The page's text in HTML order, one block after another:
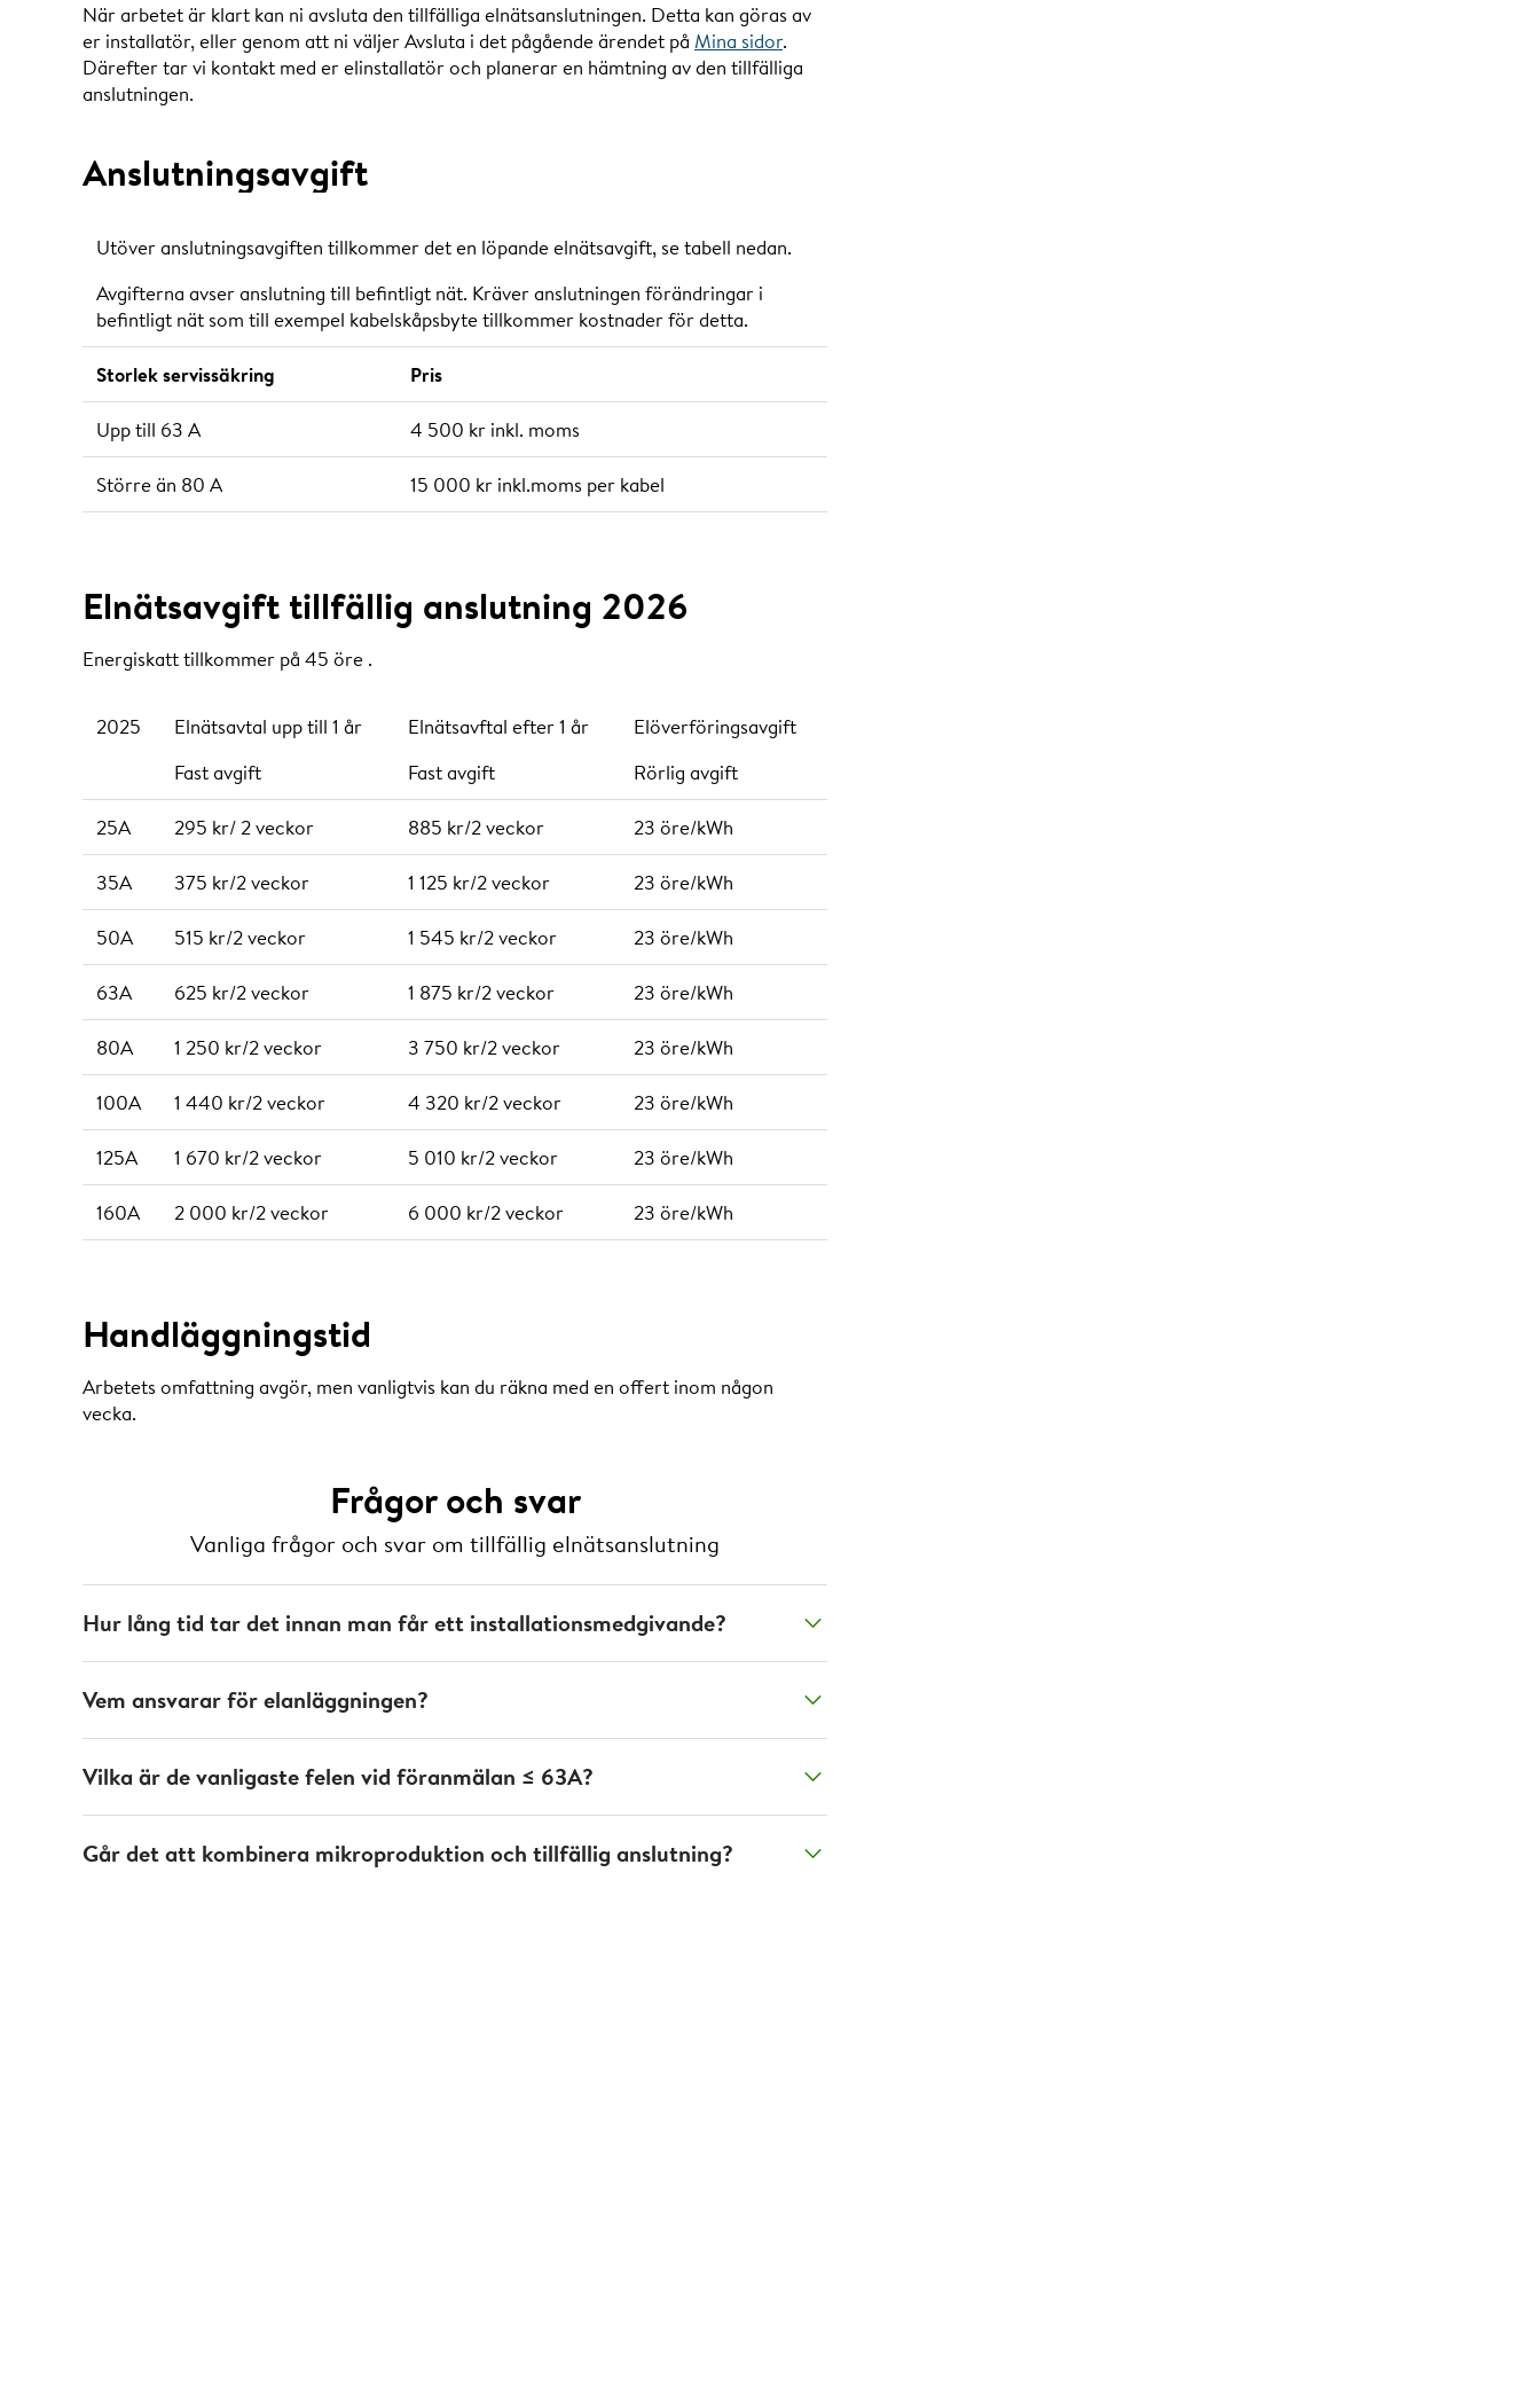
När arbetet är klart kan ni avsluta den tillfälliga elnätsanslutningen. Detta kan göras av
er installatör, eller genom att ni väljer Avsluta i det pågående ärendet på Mina sidor.
Därefter tar vi kontakt med er elinstallatör och planerar en hämtning av den tillfälliga
anslutningen.
Anslutningsavgift
Utöver anslutningsavgiften tillkommer det en löpande elnätsavgift, se tabell nedan.
Avgifterna avser anslutning till befintligt nät. Kräver anslutningen förändringar i
befintligt nät som till exempel kabelskåpsbyte tillkommer kostnader för detta.
Storlek servissäkring Pris
Upp till 63 A 4 500 kr inkl. moms
Större än 80 A 15 000 kr inkl.moms per kabel
Elnätsavgift tillfällig anslutning 2026
Energiskatt tillkommer på 45 öre .
2025
Elnätsavtal upp till 1 år
Fast avgift
Elnätsavftal efter 1 år
Fast avgift
Elöverföringsavgift
Rörlig avgift
25A 295 kr/ 2 veckor 885 kr/2 veckor 23 öre/kWh
35A 375 kr/2 veckor 1 125 kr/2 veckor 23 öre/kWh
50A 515 kr/2 veckor 1 545 kr/2 veckor 23 öre/kWh
63A 625 kr/2 veckor 1 875 kr/2 veckor 23 öre/kWh
80A 1 250 kr/2 veckor 3 750 kr/2 veckor 23 öre/kWh
100A 1 440 kr/2 veckor 4 320 kr/2 veckor 23 öre/kWh
125A 1 670 kr/2 veckor 5 010 kr/2 veckor 23 öre/kWh
160A 2 000 kr/2 veckor 6 000 kr/2 veckor 23 öre/kWh
Handläggningstid
Arbetets omfattning avgör, men vanligtvis kan du räkna med en offert inom någon
vecka.
Frågor och svar
Vanliga frågor och svar om tillfällig elnätsanslutning
Hur lång tid tar det innan man får ett installationsmedgivande?
Vem ansvarar för elanläggningen?
Vilka är de vanligaste felen vid föranmälan ≤ 63A?
Går det att kombinera mikroproduktion och tillfällig anslutning?